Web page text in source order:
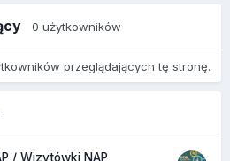
0 użytkowników
przeglądających tę stronę.
/ Wizytówki NAP